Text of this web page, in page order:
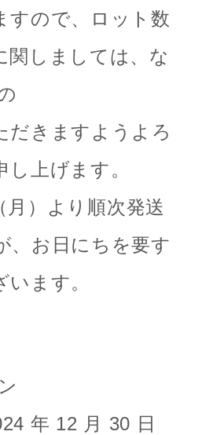
すので、ロット数
関しましては、な
だきますようよろ
し上げます。
）より順次発送
、お日にちを要す
ます。
年 12 月 30 日